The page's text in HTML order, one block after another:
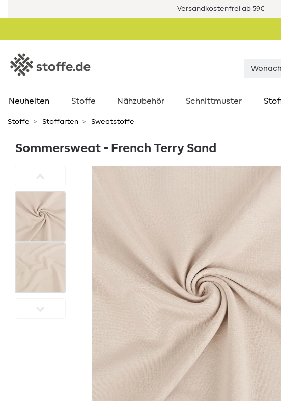
Versandkostenfrei ab 59€
Neuheiten Stoffe Nähzubehör Schnittmuster
Stoffe Stoffarten Sweatstoffe
Sommersweat - French Terry Sand